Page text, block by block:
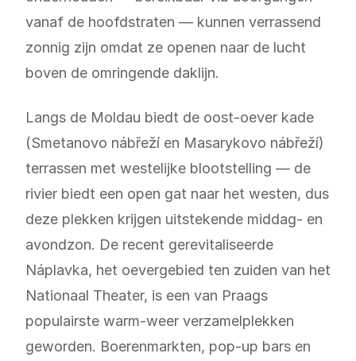
vanaf de hoofdstraten — kunnen verrassend
zonnig zijn omdat ze openen naar de lucht
boven de omringende daklijn.
Langs de Moldau biedt de oost-oever kade
(Smetanovo nábřeží en Masarykovo nábřeží)
terrassen met westelijke blootstelling — de
rivier biedt een open gat naar het westen, dus
deze plekken krijgen uitstekende middag- en
avondzon. De recent gerevitaliseerde
Náplavka, het oevergebied ten zuiden van het
Nationaal Theater, is een van Praags
populairste warm-weer verzamelplekken
geworden. Boerenmarkten, pop-up bars en